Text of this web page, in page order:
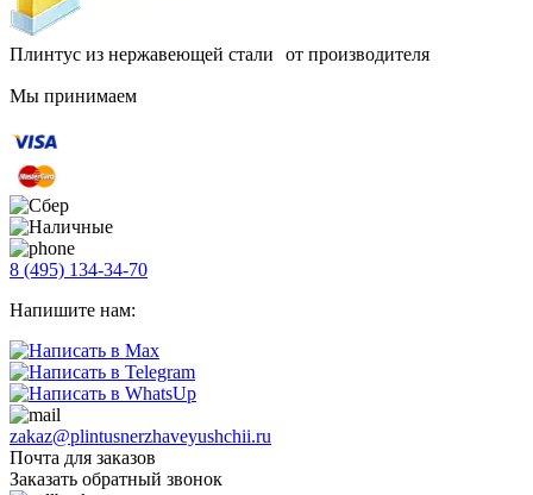
Плинтус из нержавеющей стали от производителя
Мы принимаем
8 (495) 134-34-70
Напишите нам:
zakaz@plintusnerzhaveyushchii.ru
Почта для заказов
Заказать обратный звонок